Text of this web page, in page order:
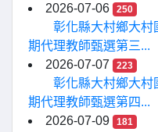
2026-07-06
250
彰化縣大村鄉大村
期代理教師甄選第三...
2026-07-07
223
彰化縣大村鄉大村
期代理教師甄選第四...
2026-07-09
181